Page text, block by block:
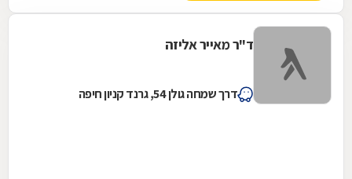
ד"ר מאייר אליזה
דרך שמחה גולן 54, גרנד קניון חיפה